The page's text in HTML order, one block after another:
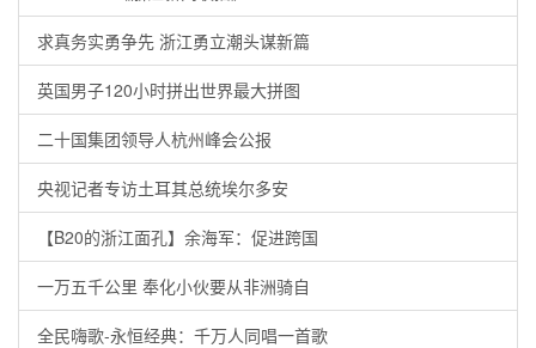
求真务实勇争先 浙江勇立潮头谋新篇
英国男子120小时拼出世界最大拼图
二十国集团领导人杭州峰会公报
央视记者专访土耳其总统埃尔多安
【B20的浙江面孔】余海军：促进跨国
一万五千公里 奉化小伙要从非洲骑自
全民嗨歌-永恒经典：千万人同唱一首歌